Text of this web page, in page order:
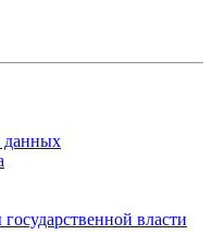
данных
власти